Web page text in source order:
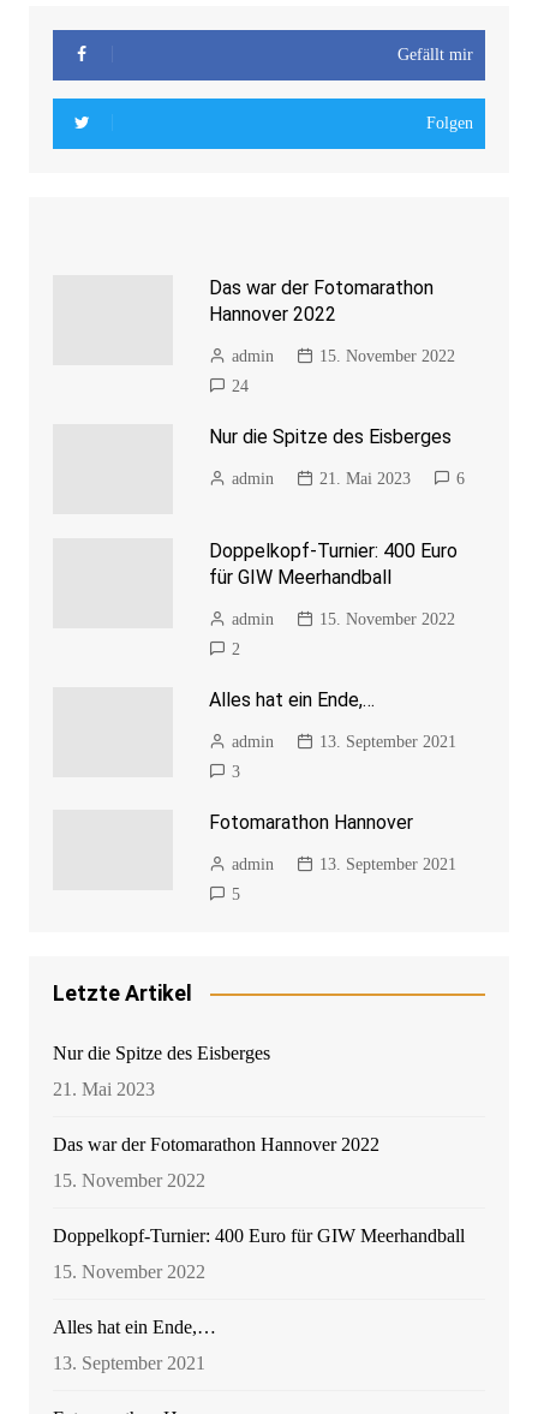
Gefällt mir
Folgen
Das war der Fotomarathon
Hannover 2022
admin
15. November 2022
24
Nur die Spitze des Eisberges
admin 21. Mai 2023 6
Doppelkopf-Turnier: 400 Euro
für GIW Meerhandball
admin
15. November 2022
2
Alles hat ein Ende,…
admin
13. September 2021
3
Fotomarathon Hannover
admin
13. September 2021
5
Letzte Artikel
Nur die Spitze des Eisberges
21. Mai 2023
Das war der Fotomarathon Hannover 2022
15. November 2022
Doppelkopf-Turnier: 400 Euro für GIW Meerhandball
15. November 2022
Alles hat ein Ende,…
13. September 2021